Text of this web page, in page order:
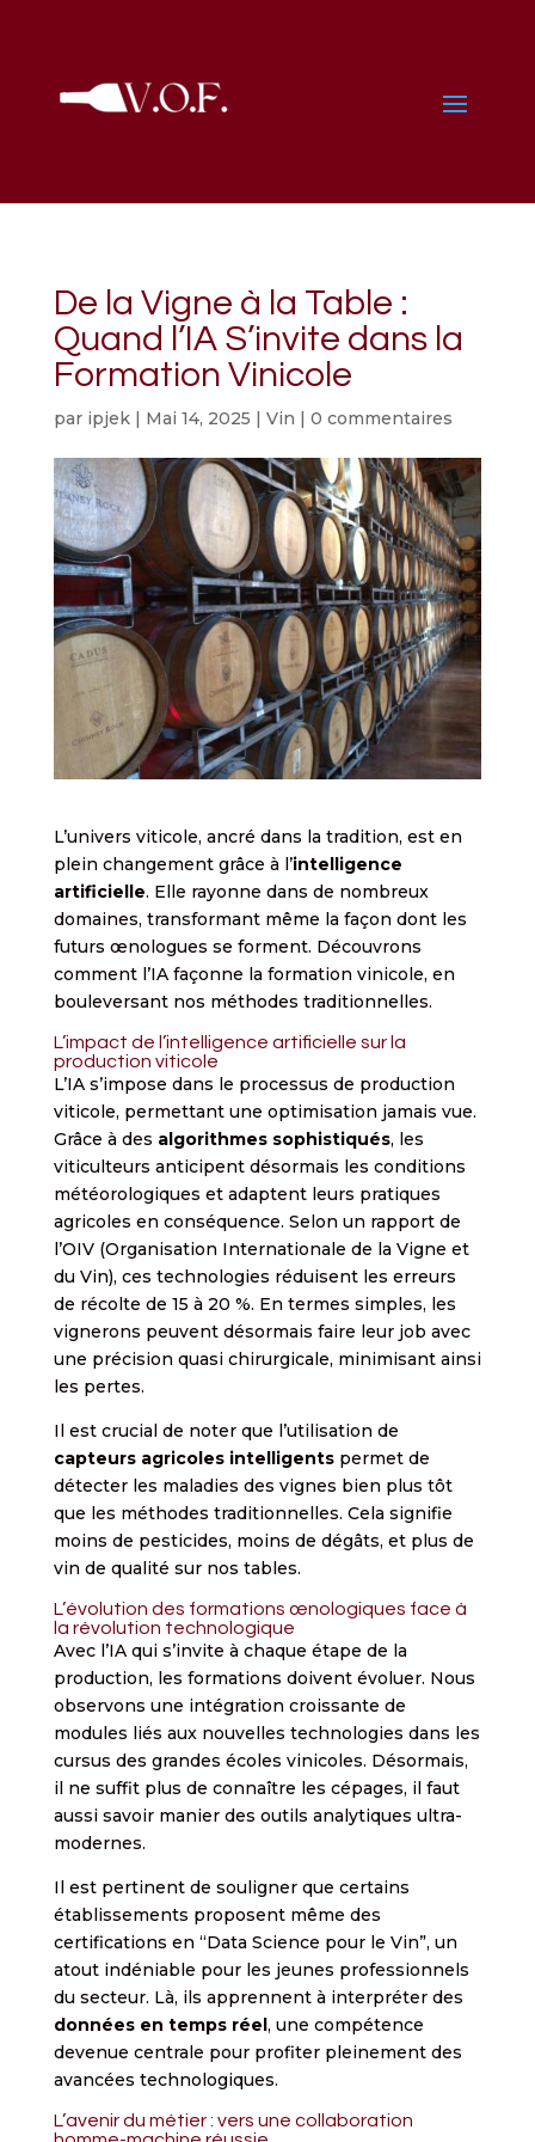
De la Vigne à la Table :
Quand l’IA S’invite dans la
Formation Vinicole
par ipjek| Mai 14, 2025 | Vin | 0 commentaires
L’univers viticole, ancré dans la tradition, est en
plein changement grâce à l’intelligence
artificielle. Elle rayonne dans de nombreux
domaines, transformant même la façon dont les
futurs œnologues se forment. Découvrons
comment l’IA façonne la formation vinicole, en
bouleversant nos méthodes traditionnelles.
L’impact de l’intelligence artificielle sur la
production viticole
L’IA s’impose dans le processus de production
viticole, permettant une optimisation jamais vue.
Grâce à des algorithmes sophistiqués, les
viticulteurs anticipent désormais les conditions
météorologiques et adaptent leurs pratiques
agricoles en conséquence. Selon un rapport de
l’OIV (Organisation Internationale de la Vigne et
du Vin), ces technologies réduisent les erreurs
de récolte de 15 à 20 %. En termes simples, les
vignerons peuvent désormais faire leur job avec
une précision quasi chirurgicale, minimisant ainsi
les pertes.
Il est crucial de noter que l’utilisation de
capteurs agricoles intelligentspermet de
détecter les maladies des vignes bien plus tôt
que les méthodes traditionnelles. Cela signifie
moins de pesticides, moins de dégâts, et plus de
vin de qualité sur nos tables.
L’évolution des formations œnologiques face à
la révolution technologique
Avec l’IA qui s’invite à chaque étape de la
production, les formations doivent évoluer. Nous
observons une intégration croissante de
modules liés aux nouvelles technologies dans les
cursus des grandes écoles vinicoles. Désormais,
il ne suffit plus de connaître les cépages, il faut
aussi savoir manier des outils analytiques ultra-
modernes.
Il est pertinent de souligner que certains
établissements proposent même des
certifications en “Data Science pour le Vin”, un
atout indéniable pour les jeunes professionnels
du secteur. Là, ils apprennent à interpréter des
données en temps réel, une compétence
devenue centrale pour profiter pleinement des
avancées technologiques.
L’avenir du métier : vers une collaboration